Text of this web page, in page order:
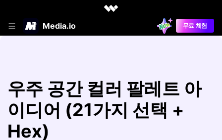
Media.io 무료 체험
우주 공간 컬러 팔레트 아
이디어 (21가지 선택 +
Hex)